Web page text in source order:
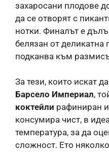
захаросани плодове
да се отворят с
нотки. Финалът е
белязан от деликатна
подканва към
За тези, които искат
Барсело Империал,
коктейли рафиниран
консумира чист, в
температура, за да
сложност. Ето